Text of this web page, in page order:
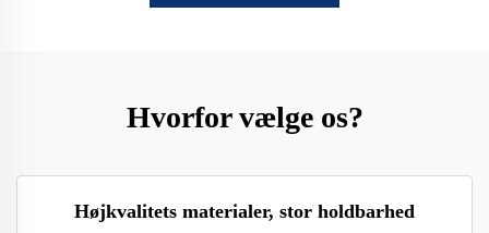
Hvorfor vælge os?
Højkvalitets materialer, stor holdbarhed